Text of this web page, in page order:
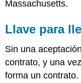
Massachusetts.
Llave para
Sin una
contrato, y una
forma un